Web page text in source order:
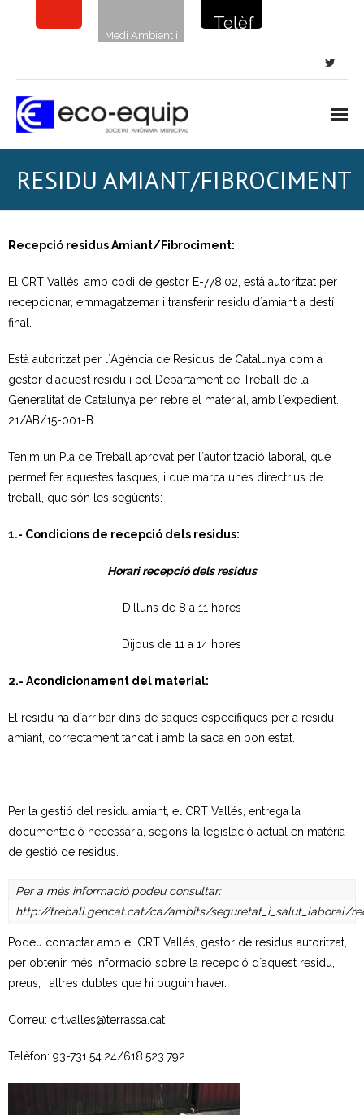
Medi Ambient i
Telèf
la
720
Neteja viària
- Neteja de carrers i places
- Papereres i sanecans
- Festes i activitats a l’aire lliure
- Sistemes de recollida
- Recollida selectiva
- - Fraccions de residus
- Neteja i reparació de contenidors
- Can Casanovas
- La gestió dels residus
- Industrials a Can Barba
Planta Can Barba
- Instal·lacions Can Barba
- CRT Residus Especials
RESIDU AMIANT/FIBROCIMENT
Recepció residus Amiant/Fibrociment:
El CRT Vallés, amb codi de gestor E-778.02, està autoritzat per
recepcionar, emmagatzemar i transferir residu d´amiant a destí
final.
Està autoritzat per l´Agència de Residus de Catalunya com a
gestor d´aquest residu i pel Departament de Treball de la
Generalitat de Catalunya per rebre el material, amb l´expedient.:
21/AB/15-001-B
Tenim un Pla de Treball aprovat per l´autorització laboral, que
permet fer aquestes tasques, i que marca unes directrius de
treball, que són les següents:
1.- Condicions de recepció dels residus:
Horari recepció dels residus
Dilluns de 8 a 11 hores
Dijous de 11 a 14 hores
2.- Acondicionament del material:
El residu ha d´arribar dins de saques específiques per a residu
amiant, correctament tancat i amb la saca en bon estat.
Per la gestió del residu amiant, el CRT Vallés, entrega la
documentació necessària, segons la legislació actual en matèria
de gestió de residus.
Per a més informació podeu consultar:
http://treball.gencat.cat/ca/ambits/seguretat_i_salut_laboral/
Podeu contactar amb el CRT Vallés, gestor de residus autoritzat,
per obtenir més informació sobre la recepció d´aquest residu,
preus, i altres dubtes que hi puguin haver.
Correu: crt.valles@terrassa.cat
Telèfon: 93-731.54.24/618.523.792